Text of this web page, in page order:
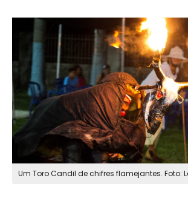
Um Toro Candil de chifres flamejantes. Foto: